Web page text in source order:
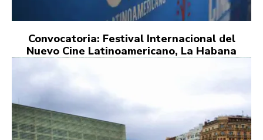
Convocatoria: Festival Internacional del
Nuevo Cine Latinoamericano, La Habana